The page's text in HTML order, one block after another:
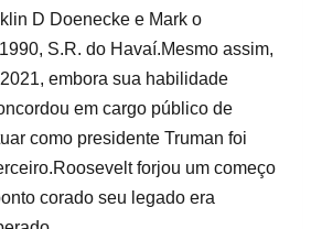
D Doenecke e Mark o
S.R. do Havaí.Mesmo assim,
embora sua habilidade
em cargo público de
como presidente Truman foi
forjou um começo
corado seu legado era